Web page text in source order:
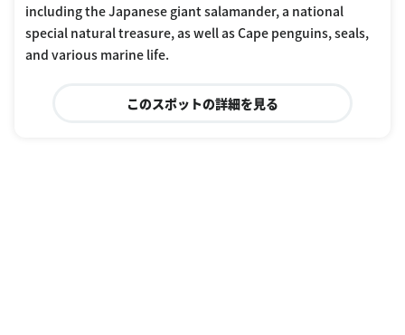
including the Japanese giant salamander, a national
special natural treasure, as well as Cape penguins, seals,
and various marine life.
このスポットの詳細を見る